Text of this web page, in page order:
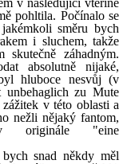
v následující vteřině
pohltila. Počínalo se
směru bych
i sluchem, takže
záhadným.
absolutně nijaké,
hluboce nesvůj (v
unbehaglich zu Mute
v této oblasti a
nežli nějaký fantom,
originále "eine
snad někdy měl